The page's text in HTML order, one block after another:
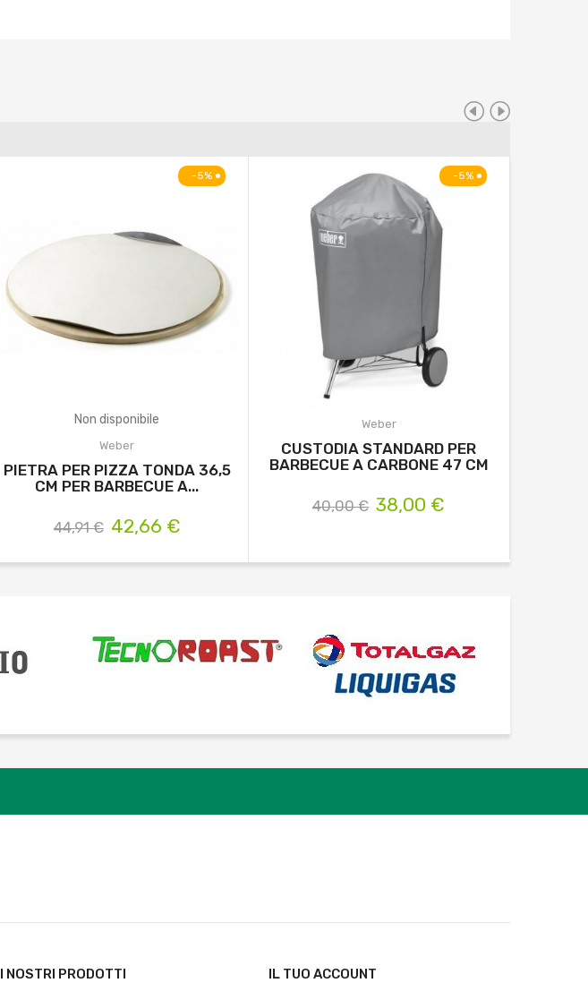
-5%
Non disponibile
Weber
PIETRA PER PIZZA TONDA 36,5
CM PER BARBECUE A...
44,91 € 42,66 €
-5%
Weber
CUSTODIA STANDARD PER
BARBECUE A CARBONE 47 CM
40,00 € 38,00 €
I NOSTRI PRODOTTI IL TUO ACCOUNT